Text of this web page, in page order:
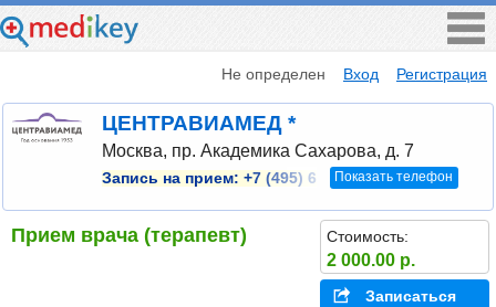
Не определен Вход Регистрация
ЦЕНТРАВИАМЕД *
Москва, пр. Академика Сахарова, д. 7
Запись на прием: +7 (495) 6 Показать телефон
Прием врача (терапевт) Стоимость:
2 000.00 р.
Записаться